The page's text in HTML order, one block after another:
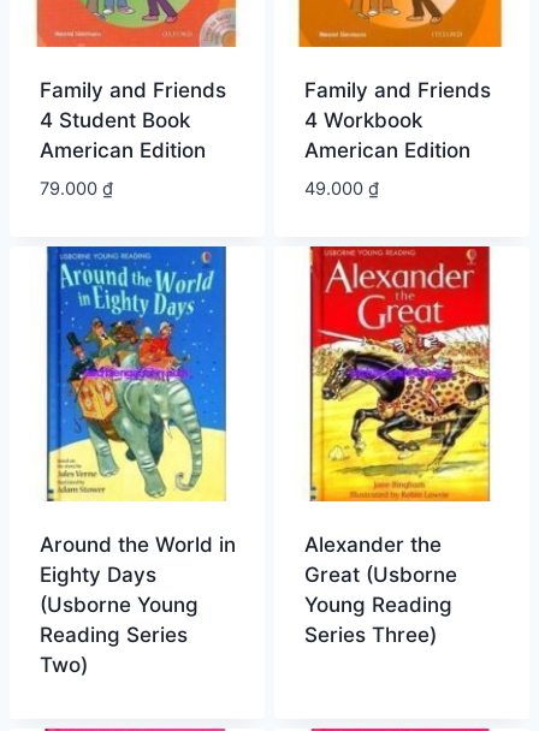
Family and Friends
4 Student Book
American Edition
79.000 ₫
Family and Friends
4 Workbook
American Edition
49.000 ₫
Around the World in
Eighty Days
(Usborne Young
Reading Series
Two)
Alexander the
Great (Usborne
Young Reading
Series Three)